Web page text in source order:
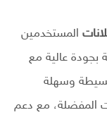
المستخدمين
بجودة عالية مع
وسهلة
المفضلة، مع دعم